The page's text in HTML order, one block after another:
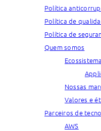
Política
Política de
Política de
Quem somos
Nossas
Valores e
Parceiros de
AWS